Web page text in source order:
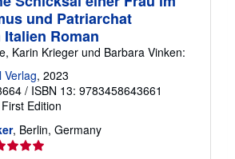
und Patriarchat
Roman
Karin Krieger und Barbara Vinken:
Verlag, 2023
/ ISBN 13: 9783458643661
First Edition
, Berlin, Germany